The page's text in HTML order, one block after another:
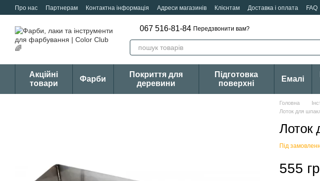
Перейти к основному контенту
Про нас Партнерам Контактна інформація Адреси магазинів Клієнтам Доставка і оплата FAQ
067 516-81-84 Передзвонити вам?
Акційні
товари
Фарби
Покриття для
деревини
Підготовка
поверхні
Емалі
Головна
Лоток для
Лоток
Під
555